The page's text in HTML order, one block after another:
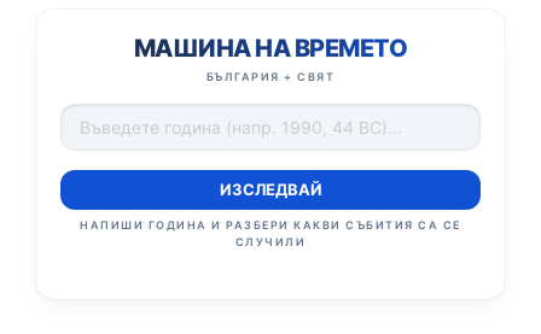
МАШИНА НА ВРЕМЕТО
БЪЛГАРИЯ + СВЯТ
ИЗСЛЕДВАЙ
НАПИШИ ГОДИНА И РАЗБЕРИ КАКВИ СЪБИТИЯ СА СЕ
СЛУЧИЛИ